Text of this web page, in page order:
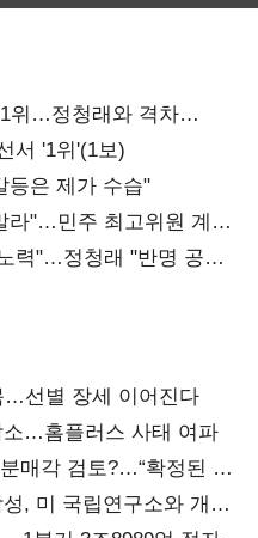
위…정청래와 격차
서 '1위'(1보)
은 제가 수습"
라"…민주 최고위원 계파
력"…정청래 "반명 공세
…선별 장세 이어진다
소…홈플러스 사태 여파
매각 검토?…“확정된 바
, 미 국립연구소와 개발